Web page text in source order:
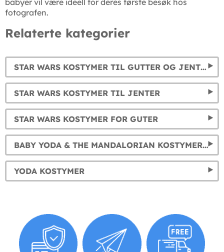
babyer vil være ideell for deres første besøk hos
fotografen.
Relaterte kategorier
STAR WARS KOSTYMER TIL GUTTER OG JENTER
STAR WARS KOSTYMER TIL JENTER
STAR WARS KOSTYMER FOR GUTER
BABY YODA & THE MANDALORIAN KOSTYMER TIL BARN OG VOKSNE
YODA KOSTYMER